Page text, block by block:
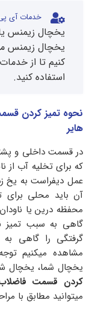
خدمات آی پی
یخچال زیمنس
یخچال زیمنس
کنیم تا از خدمات
استفاده کنید.
نحوه تمیز کردن
هایر
در قسمت داخلی و
که برای تخلیه آب از
عمل دیفراست به یخ
آن باید محلی برای
محفظه درین یا
گاهی به سبب تمیز
گرفتگی را گاهی
مشاهده میکنیم
یخچال شما، یخچال
کردن قسمت
میتوانید مطابق با